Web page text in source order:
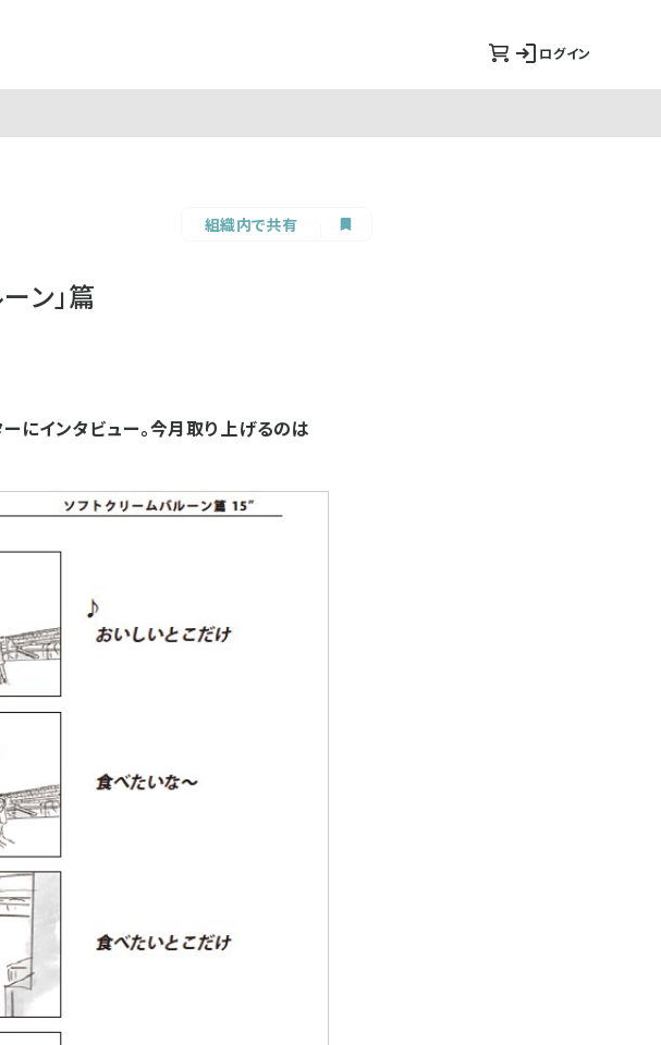
ログイン
組織内で共有
ン」篇
にインタビュー。今月取り上げるのは